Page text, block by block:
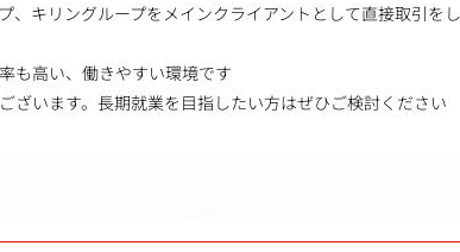
キリングループをメインクライアントとして直接取引を
も高い、働きやすい環境です
ざいます。長期就業を目指したい方はぜひご検討ください